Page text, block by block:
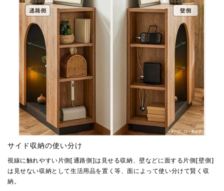
サイド収納の使い分け
視線に触れやすい片側[通路側]は見せる収納、壁などに面する片側[壁側]
は見せない収納として生活用品を置く等、面によって使い分けて賢く収
納。